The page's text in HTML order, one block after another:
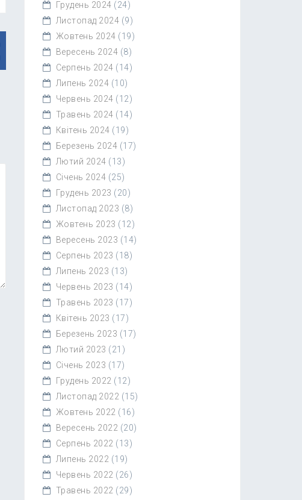
Грудень 2024 (24)
Листопад 2024 (9)
Жовтень 2024 (19)
Вересень 2024 (8)
Серпень 2024 (14)
Липень 2024 (10)
Червень 2024 (12)
Травень 2024 (14)
Квітень 2024 (19)
Березень 2024 (17)
Лютий 2024 (13)
Січень 2024 (25)
Грудень 2023 (20)
Листопад 2023 (8)
Жовтень 2023 (12)
Вересень 2023 (14)
Серпень 2023 (18)
Липень 2023 (13)
Червень 2023 (14)
Травень 2023 (17)
Квітень 2023 (17)
Березень 2023 (17)
Лютий 2023 (21)
Січень 2023 (17)
Грудень 2022 (12)
Листопад 2022 (15)
Жовтень 2022 (16)
Вересень 2022 (20)
Серпень 2022 (13)
Липень 2022 (19)
Червень 2022 (26)
Травень 2022 (29)